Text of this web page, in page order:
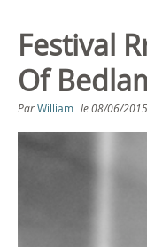
Festival
Of
ParWilliam le08/06/